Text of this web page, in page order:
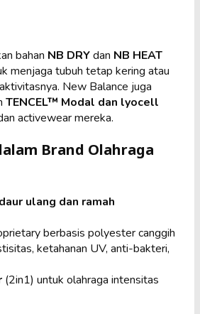
bahan NB DRYdan NB HEAT
menjaga tubuh tetap kering atau
New Balance juga
TENCEL™ Modal dan lyocell
activewear mereka.
Brand Olahraga
ulang dan ramah
berbasis polyester canggih
ketahanan UV, anti-bakteri,
(2in1) untuk olahraga intensitas